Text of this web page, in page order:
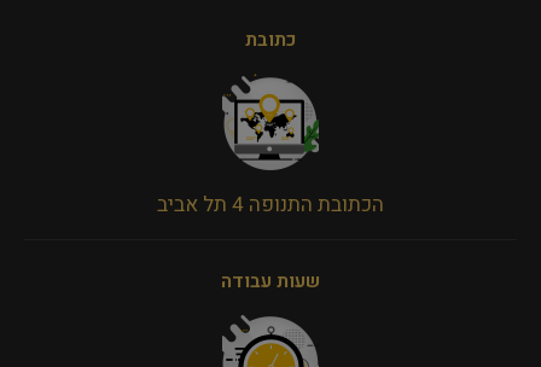
כתובת
הכתובת התנופה 4 תל אביב
שעות עבודה